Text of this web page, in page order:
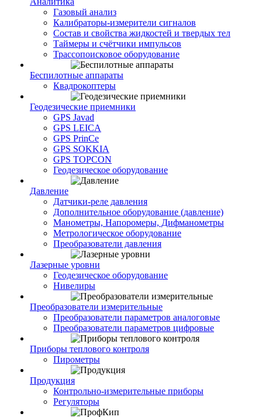
Газовый анализ
Калибраторы-измерители сигналов
Состав и свойства жидкостей и твердых тел
Таймеры и счётчики импульсов
Трассопоисковое оборудование
Беспилотные аппараты
Квадрокоптеры
Геодезические приемники
GPS Javad
GPS LEICA
GPS PrinCe
GPS SOKKIA
GPS TOPCON
Геодезическое оборудование
Давление
Датчики-реле давления
Дополнительное оборудование (давление)
Манометры, Напоромеры, Дифманометры
Метрологическое оборудование
Преобразователи давления
Лазерные уровни
Геодезическое оборудование
Нивелиры
Преобразователи измерительные
Преобразователи параметров аналоговые
Преобразователи параметров цифровые
Приборы теплового контроля
Пирометры
Продукция
Контрольно-измерительные приборы
Регуляторы